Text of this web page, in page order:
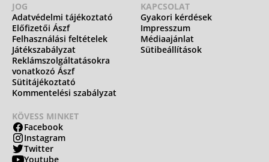
JOG
Adatvédelmi tájékoztató
Előfizetői Ászf
Felhasználási feltételek
Játékszabályzat
Reklámszolgáltatásokra
vonatkozó Ászf
Sütitájékoztató
Kommentelési szabályzat
KAPCSOLAT
Gyakori kérdések
Impresszum
Médiaajánlat
Sütibeállítások
KÖVESS MINKET
Facebook
Instagram
Twitter
Youtube